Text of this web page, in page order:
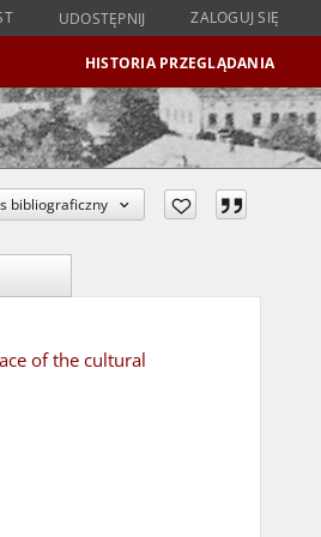
UDOSTĘPNIJ ZALOGUJ SIĘ
HISTORIA PRZEGLĄDANIA
bibliograficzny
of the cultural